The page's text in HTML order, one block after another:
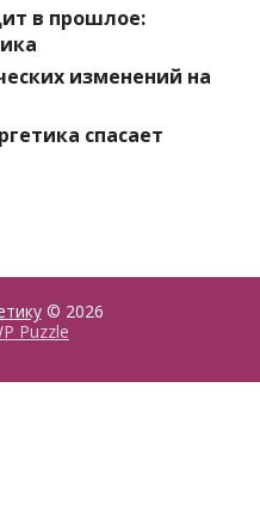
в прошлое:
изменений на
спасает
© 2026
Puzzle